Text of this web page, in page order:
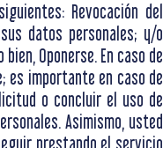
Revocación del
datos personales; y/o
Oponerse. En caso de
es importante en caso de
o concluir el uso de
Asimismo, usted
prestando el servicio